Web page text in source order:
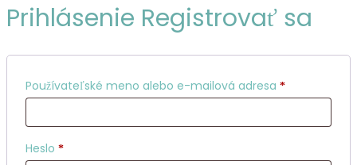
Prihlásenie Registrovať sa
Používateľské meno alebo e-mailová adresa *Povinné
Heslo *Povinné